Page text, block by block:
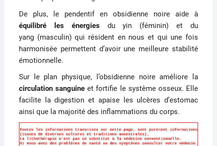
De plus, le pendentif en obsidienne noire aide à
équilibré les énergiesdu yin (féminin) et du
yang (masculin)qui résident en nous et qui une fois
harmonisée permettent d’avoir une meilleure stabilité
émotionnelle.
Sur le plan physique, l’obsidienne noire améliore la
circulation sanguine et fortifie le système osseux. Elle
facilite la digestion et apaise les ulcères d’estomac
ainsi que la majorité des inflammations du corps.